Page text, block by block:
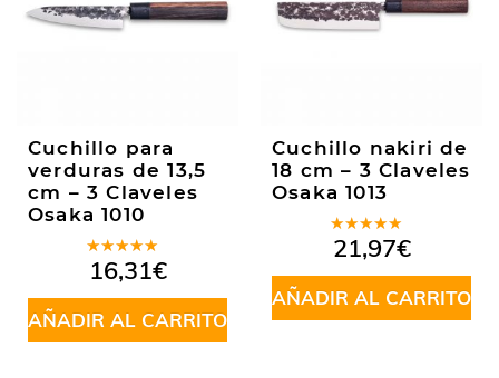
Cuchillo para
verduras de 13,5
cm – 3 Claveles
Osaka 1010
Valorado
en5.00de
5
16,31€
AÑADIR AL CARRITO
Cuchillo nakiri de
18 cm – 3 Claveles
Osaka 1013
Valorado
en5.00de
5
21,97€
AÑADIR AL CARRITO